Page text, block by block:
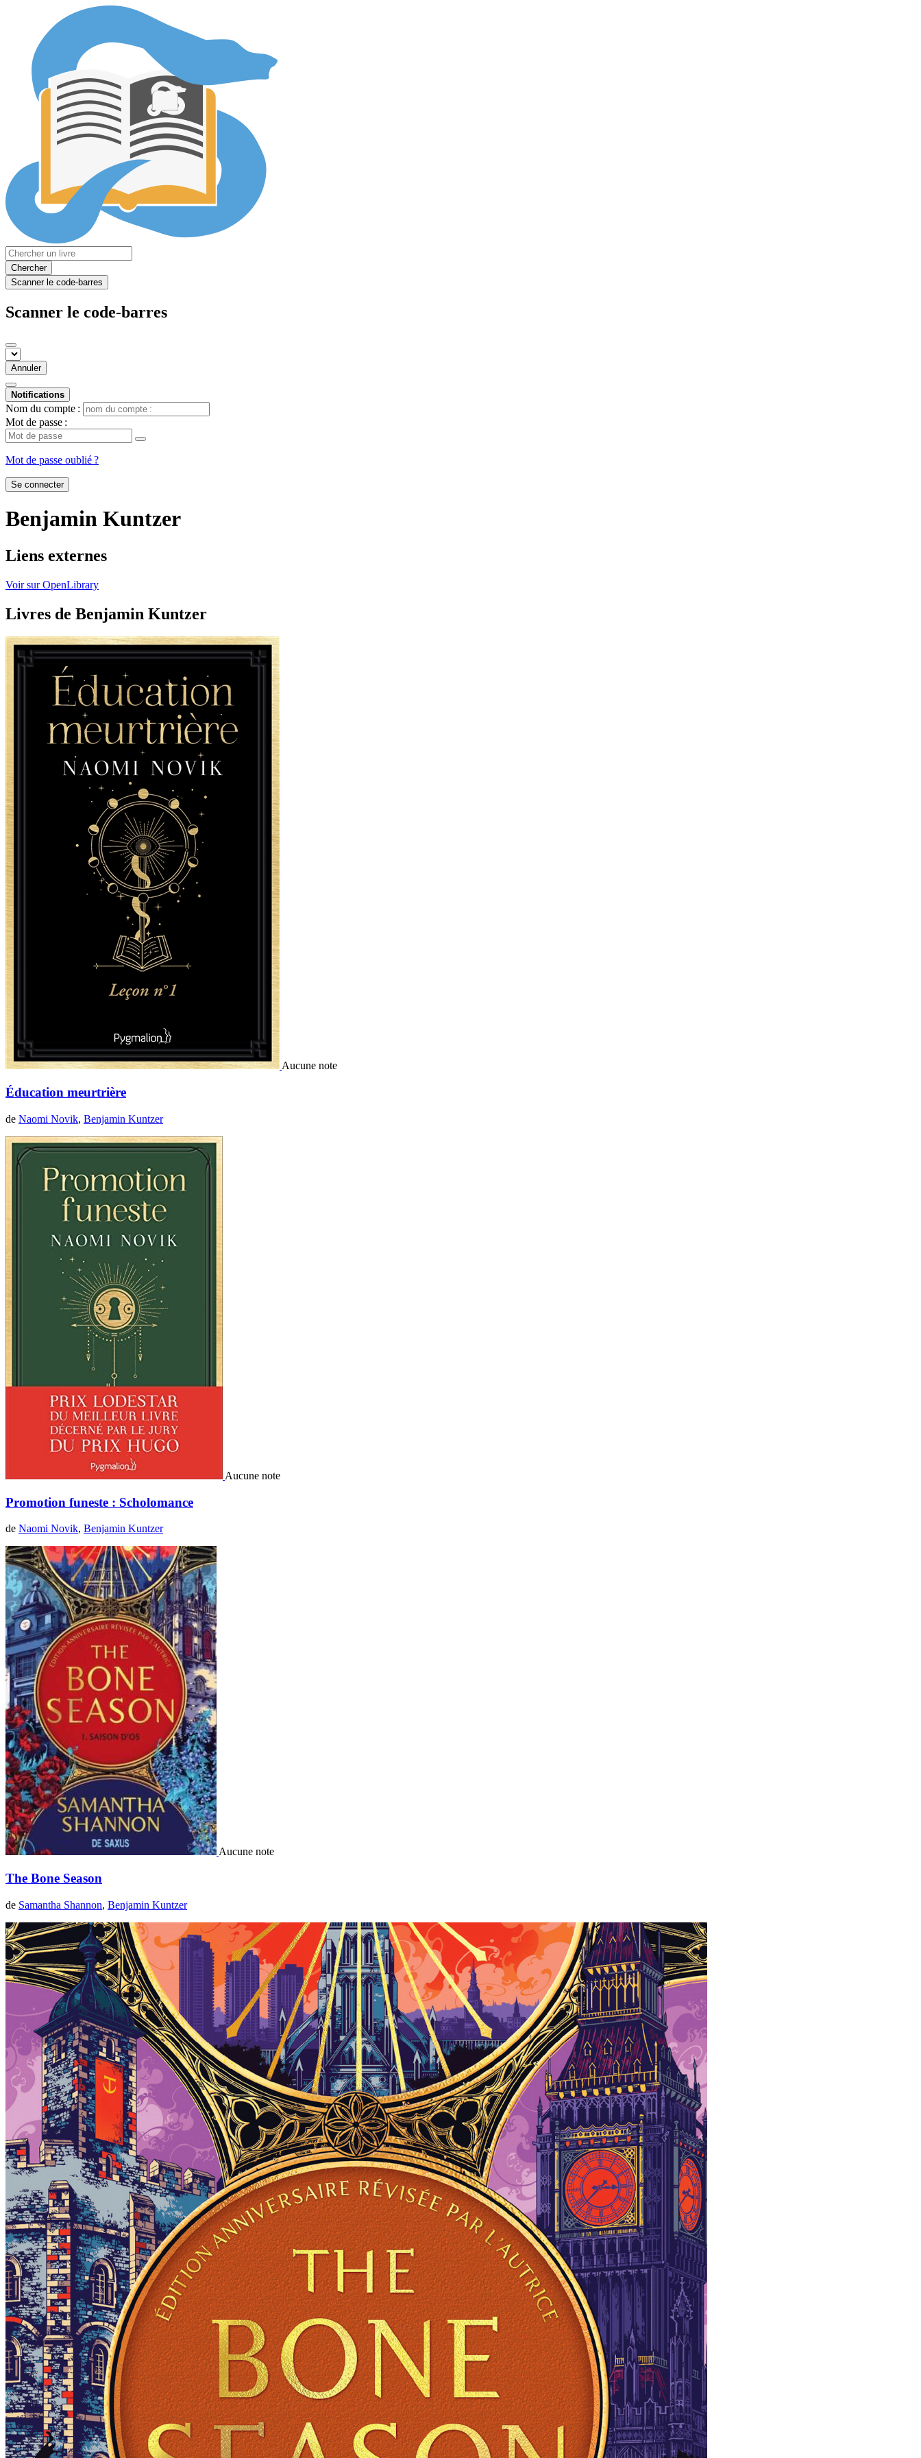
Chercher
Scanner le code-barres
Scanner le code-barres
Annuler
Notifications
Nom du compte :
Mot de passe :
Mot de passe oublié ?
Se connecter
Benjamin Kuntzer
Liens externes
Voir sur OpenLibrary
Livres de Benjamin Kuntzer
Aucune note
Éducation meurtrière
de Naomi Novik, Benjamin Kuntzer
Aucune note
Promotion funeste : Scholomance
de Naomi Novik, Benjamin Kuntzer
Aucune note
The Bone Season
de Samantha Shannon, Benjamin Kuntzer